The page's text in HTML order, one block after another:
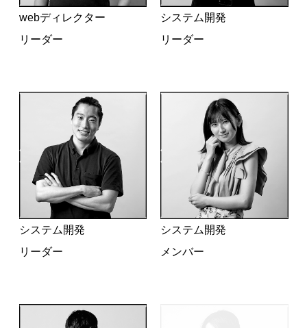
webディレクター
リーダー
システム開発
リーダー
システム開発
リーダー
システム開発
メンバー